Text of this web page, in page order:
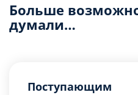
Больше
думали…
Поступающим